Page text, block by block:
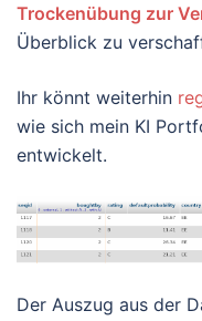
Trockenübung zur
Überblick zu
Ihr könnt weiterhin
wie sich mein KI
entwickelt.
Der Auszug aus der